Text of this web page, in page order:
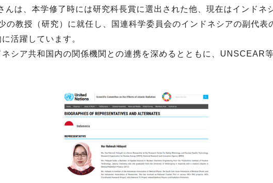
、本学修了時には研究科長賞に選出された他、現在はインドネ
の教授（研究）に就任し、国連科学委員会のインドネシアの副代表
活躍しています。
シア共和国内の関係機関との連携を深めるとともに、UNSCEAR